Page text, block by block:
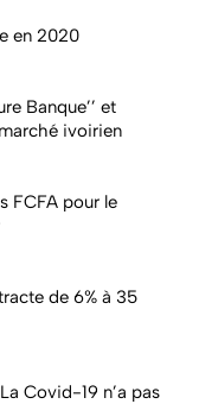
en 2020
Banque’’ et
marché ivoirien
FCFA pour le
de 6% à 35
Covid-19 n’a pas